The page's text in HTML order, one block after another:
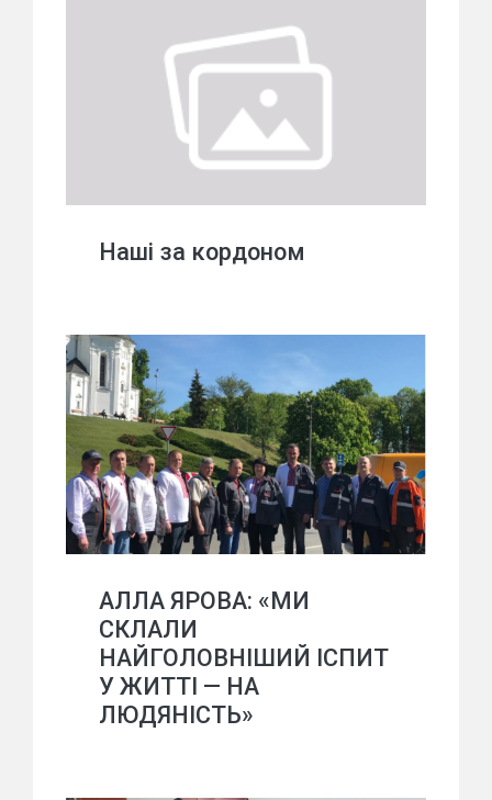
Наші за кордоном
АЛЛА ЯРОВА: «МИ
СКЛАЛИ
НАЙГОЛОВНІШИЙ ІСПИТ
У ЖИТТІ — НА
ЛЮДЯНІСТЬ»